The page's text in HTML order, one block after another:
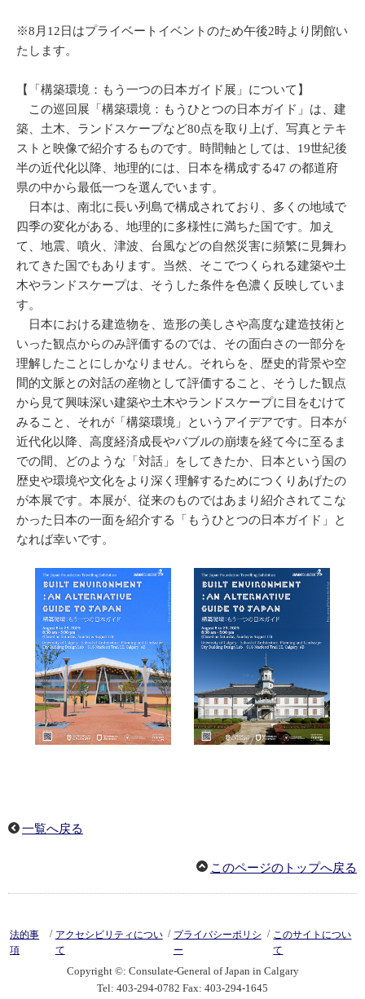
※8月12日はプライベートイベントのため午後2時より閉館い
たします。
【「構築環境：もう一つの日本ガイド展」について】
この巡回展「構築環境：もうひとつの日本ガイド」は、建
築、土木、ランドスケープなど80点を取り上げ、写真とテキ
ストと映像で紹介するものです。時間軸としては、19世紀後
半の近代化以降、地理的には、日本を構成する47 の都道府
県の中から最低一つを選んでいます。
日本は、南北に長い列島で構成されており、多くの地域で
四季の変化がある、地理的に多様性に満ちた国です。加え
て、地震、噴火、津波、台風などの自然災害に頻繁に見舞わ
れてきた国でもあります。当然、そこでつくられる建築や土
木やランドスケープは、そうした条件を色濃く反映していま
す。
日本における建造物を、造形の美しさや高度な建造技術と
いった観点からのみ評価するのでは、その面白さの一部分を
理解したことにしかなりません。それらを、歴史的背景や空
間的文脈との対話の産物として評価すること、そうした観点
から見て興味深い建築や土木やランドスケープに目をむけて
みること、それが「構築環境」というアイデアです。日本が
近代化以降、高度経済成長やバブルの崩壊を経て今に至るま
での間、どのような「対話」をしてきたか、日本という国の
歴史や環境や文化をより深く理解するためにつくりあげたの
が本展です。本展が、従来のものではあまり紹介されてこな
かった日本の一面を紹介する「もうひとつの日本ガイド」と
なれば幸いです。
一覧へ戻る
このページのトップへ戻る
法的事
項
/ アクセシビリティについ
て
/ プライバシーポリシ
ー
/ このサイトについ
て
Copyright ©: Consulate-General of Japan in Calgary
Tel: 403-294-0782 Fax: 403-294-1645